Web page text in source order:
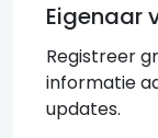
Eigenaar
Registreer
informatie
updates.